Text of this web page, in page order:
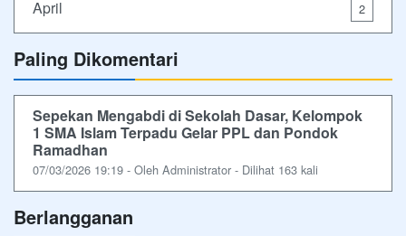
April 2
Paling Dikomentari
Sepekan Mengabdi di Sekolah Dasar, Kelompok
1 SMA Islam Terpadu Gelar PPL dan Pondok
Ramadhan
07/03/2026 19:19 - Oleh Administrator - Dilihat 163 kali
Berlangganan